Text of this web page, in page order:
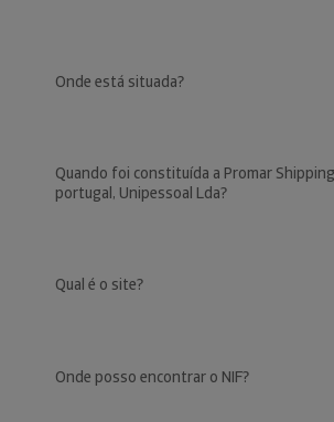
Onde está situada?
Quando foi constituída a Promar
portugal, Unipessoal Lda?
Qual é o site?
Onde posso encontrar o NIF?